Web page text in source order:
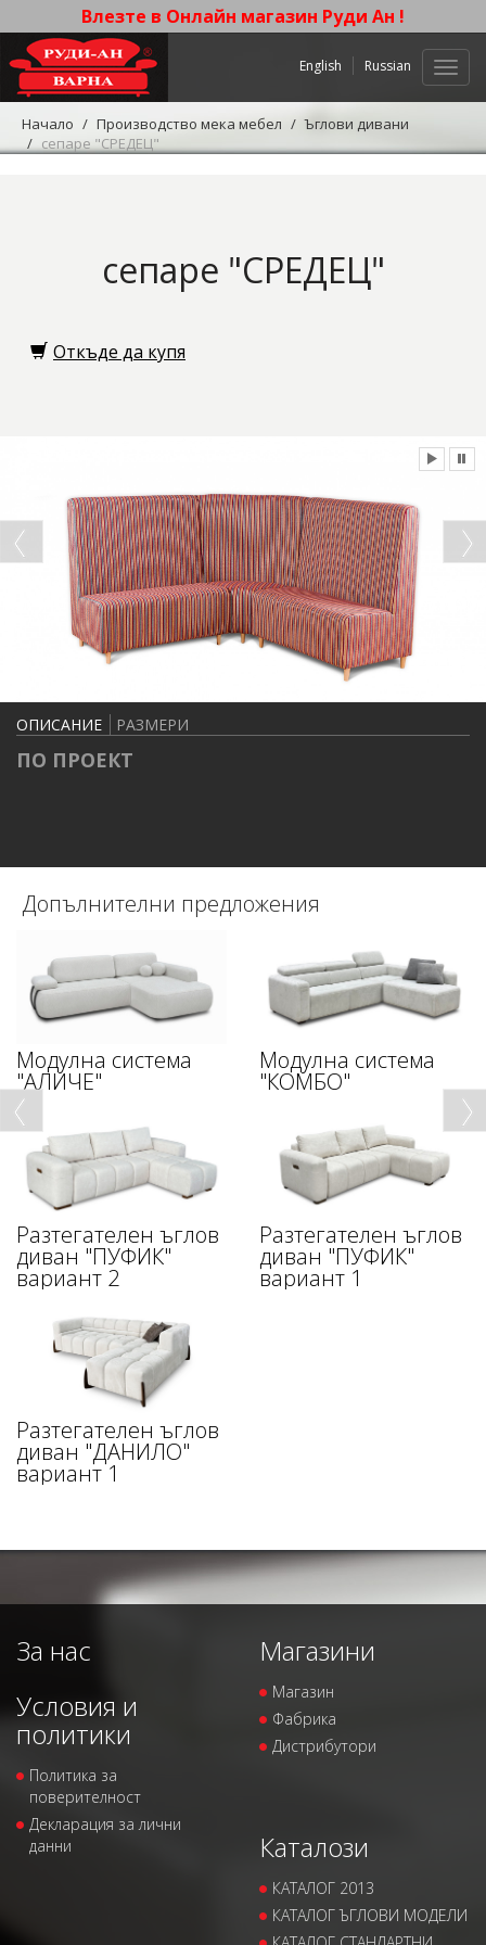
Влезте в Онлайн магазин Руди Ан !
English Russian
Начало Производство мека мебел
Ъглови дивани
сепаре "СРЕДЕЦ"
сепаре "СРЕДЕЦ"
Откъде да купя
ОПИСАНИЕ РАЗМЕРИ
ПО ПРОЕКТ
Допълнителни предложения
Модулна система
"АЛИЧЕ"
Модулна система
"КОМБО"
Разтегателен ъглов
диван "ПУФИК"
вариант 2
Разтегателен ъглов
диван "ПУФИК"
вариант 1
Разтегателен ъглов
диван "ДАНИЛО"
вариант 1
За нас
Условия и
политики
Политика за
поверителност
Декларация за лични
данни
Магазини
Магазин
Фабрика
Дистрибутори
Каталози
КАТАЛОГ 2013
КАТАЛОГ ЪГЛОВИ МОДЕЛИ